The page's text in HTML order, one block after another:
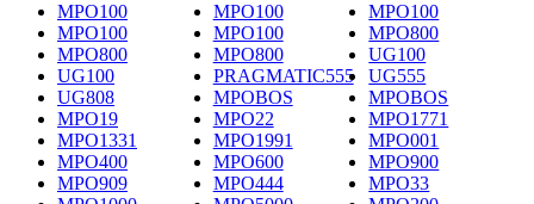
MPO100 MPO100
MPO100
MPO100
MPO100
MPO800
MPO800
MPO800
UG100
UG100
PRAGMATIC555
UG555
UG808
MPOBOS
MPOBOS
MPO19
MPO22
MPO1771
MPO1331
MPO1991
MPO001
MPO400
MPO600
MPO900
MPO909
MPO444
MPO33